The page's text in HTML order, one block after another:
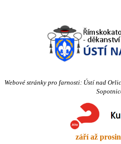
Webové stránky pro farnosti: Ústí nad
září až